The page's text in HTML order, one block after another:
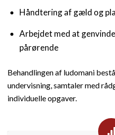
Håndtering af gæld og
Arbejdet med at
pårørende
Behandlingen af ludomani
undervisning, samtaler med
individuelle opgaver.